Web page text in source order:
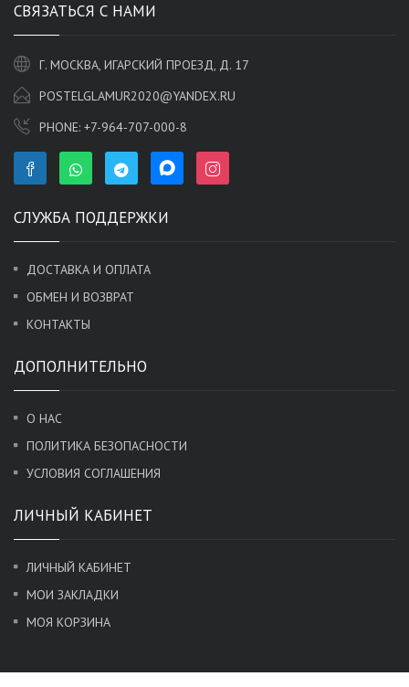
СВЯЗАТЬСЯ С НАМИ
Г. МОСКВА, ИГАРСКИЙ ПРОЕЗД, Д. 17
POSTELGLAMUR2020@YANDEX.RU
PHONE: +7-964-707-000-8
СЛУЖБА ПОДДЕРЖКИ
ДОСТАВКА И ОПЛАТА
ОБМЕН И ВОЗВРАТ
КОНТАКТЫ
ДОПОЛНИТЕЛЬНО
О НАС
ПОЛИТИКА БЕЗОПАСНОСТИ
УСЛОВИЯ СОГЛАШЕНИЯ
ЛИЧНЫЙ КАБИНЕТ
ЛИЧНЫЙ КАБИНЕТ
МОИ ЗАКЛАДКИ
МОЯ КОРЗИНА